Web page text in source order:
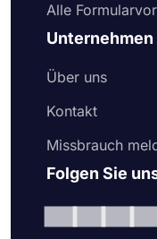
Alle
Unternehmen
Über uns
Kontakt
Missbrauch
Folgen Sie